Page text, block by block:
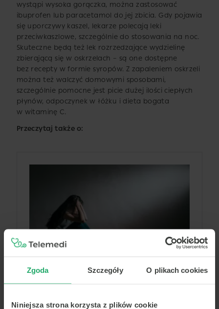
Zgoda Szczegóły O plikach cookies
Niniejsza strona korzysta z plików cookie
wystąpi wysoka gorączka, można zastosować
ibuprofen lub paracetamol do jej zbicia. Gdy pojawia
się uporczywy kaszel, lekarze polecają leki
przeciwkaszlowe, szczególnie do stosowania na noc.
Skuteczne będą też lek rozrzedzające wydzielinę
zbierającą się w oskrzelach – są one dostępne
bez recepty w formie syropów. Z zapaleniem oskrzeli
można też walczyć domowymi sposobami,
szczególnie pomocne jest picie dużej ilości ciepłych
płynów, odpoczynek w łóżku i dieta bogata
w witaminę C.
Przeczytaj także o: